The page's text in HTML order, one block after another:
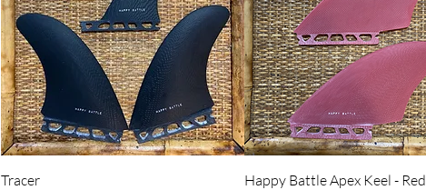
Tracer
クイックビュー
Happy Battle Apex Keel - Red